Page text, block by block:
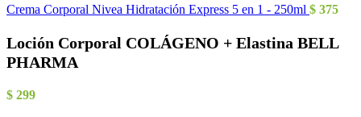
Crema Corporal Nivea Hidratación Express 5 en 1 - 250ml $ 375
Loción Corporal COLÁGENO + Elastina BELL
PHARMA
$ 299